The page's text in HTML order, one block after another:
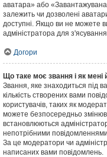
аватара» або
залежить чи дозволені
доступні. Якщо ви не можете
адміністратора для
Догори
Що таке моє звання і як мені
Звання, яке знаходиться під
кількість створених вами
користувачів, таких як
можете безпосередньо
встановлюються
непотрібними
За це модератори чи
написаних вами повідомлень.